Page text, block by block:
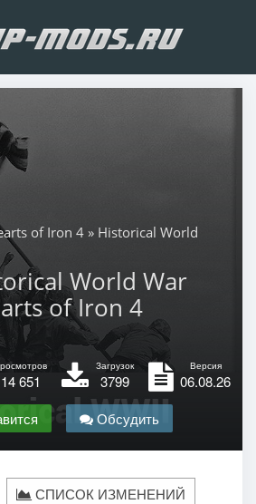
of Iron 4» Historical World
World War
of Iron 4
14 651
Загрузок
3799
Версия
06.08.26
Обсудить
СПИСОК ИЗМЕНЕНИЙ